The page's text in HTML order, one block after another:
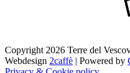
Copyright 2026 Terre del
Webdesign 2caffè | Powered by